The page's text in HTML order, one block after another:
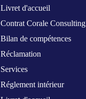
Livret d'accueil
Contrat Corale Consulting
Bilan de compétences
Réclamation
Services
Réglement intérieur